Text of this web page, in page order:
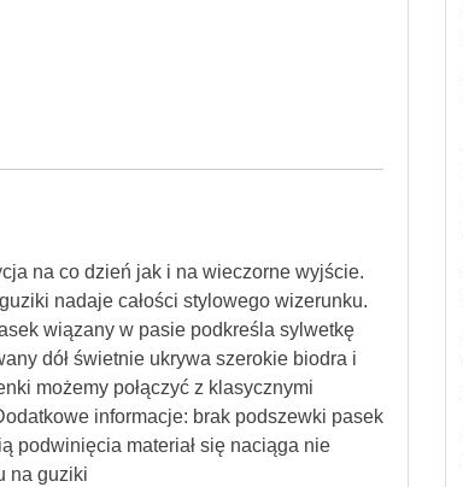
na co dzień jak i na wieczorne wyjście.
nadaje całości stylowego wizerunku.
wiązany w pasie podkreśla sylwetkę
dół świetnie ukrywa szerokie biodra i
możemy połączyć z klasycznymi
informacje: brak podszewki pasek
podwinięcia materiał się naciąga nie
na guziki